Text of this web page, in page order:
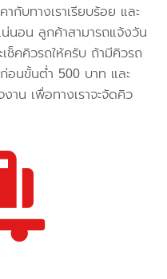
กับทางเราเรียบร้อย และ
น่นอน ลูกค้าสามารถแจ้งวัน
ช็คคิวรถให้ครับ ถ้ามีคิวรถ
อนขั้นต่ำ 500 บาท และ
น เพื่อทางเราจะจัดคิว